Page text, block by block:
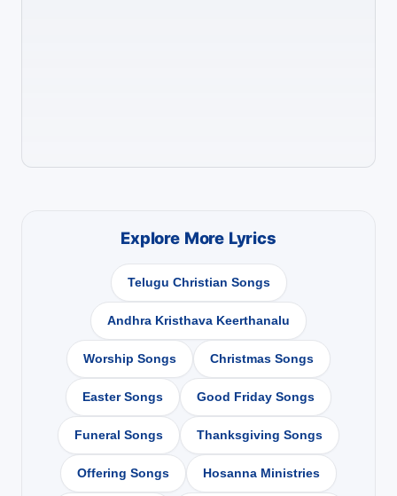
Explore More Lyrics
Telugu Christian Songs
Andhra Kristhava Keerthanalu
Worship Songs Christmas Songs
Easter Songs Good Friday Songs
Funeral Songs Thanksgiving Songs
Offering Songs Hosanna Ministries